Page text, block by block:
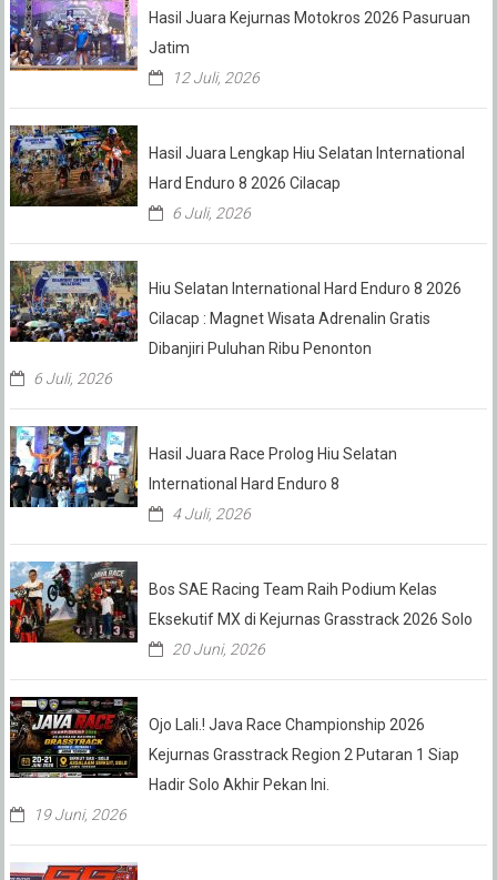
Hasil Juara Kejurnas Motokros 2026 Pasuruan
Jatim
12 Juli, 2026
Hasil Juara Lengkap Hiu Selatan International
Hard Enduro 8 2026 Cilacap
6 Juli, 2026
Hiu Selatan International Hard Enduro 8 2026
Cilacap : Magnet Wisata Adrenalin Gratis
Dibanjiri Puluhan Ribu Penonton
6 Juli, 2026
Hasil Juara Race Prolog Hiu Selatan
International Hard Enduro 8
4 Juli, 2026
Bos SAE Racing Team Raih Podium Kelas
Eksekutif MX di Kejurnas Grasstrack 2026 Solo
20 Juni, 2026
Ojo Lali.! Java Race Championship 2026
Kejurnas Grasstrack Region 2 Putaran 1 Siap
Hadir Solo Akhir Pekan Ini.
19 Juni, 2026